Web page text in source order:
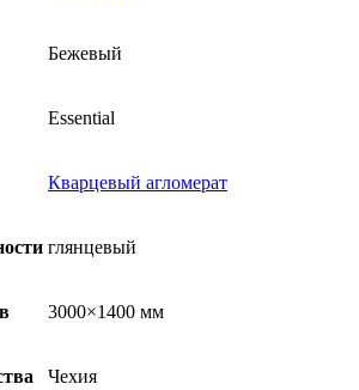
Бежевый
Essential
Кварцевый агломерат
глянцевый
3000×1400 мм
Чехия